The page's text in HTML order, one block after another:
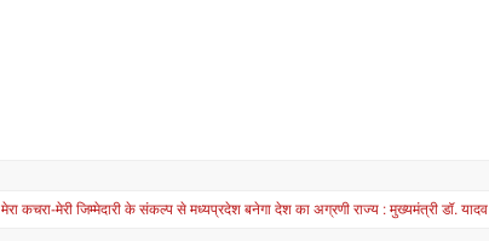
मेरा कचरा-मेरी जिम्मेदारी के संकल्प से मध्यप्रदेश बनेगा देश का अग्रणी राज्य : मुख्यमंत्री डॉ. यादव